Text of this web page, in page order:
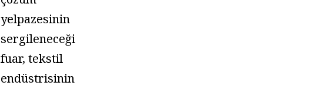
yelpazesinin
sergileneceği
fuar, tekstil
endüstrisinin